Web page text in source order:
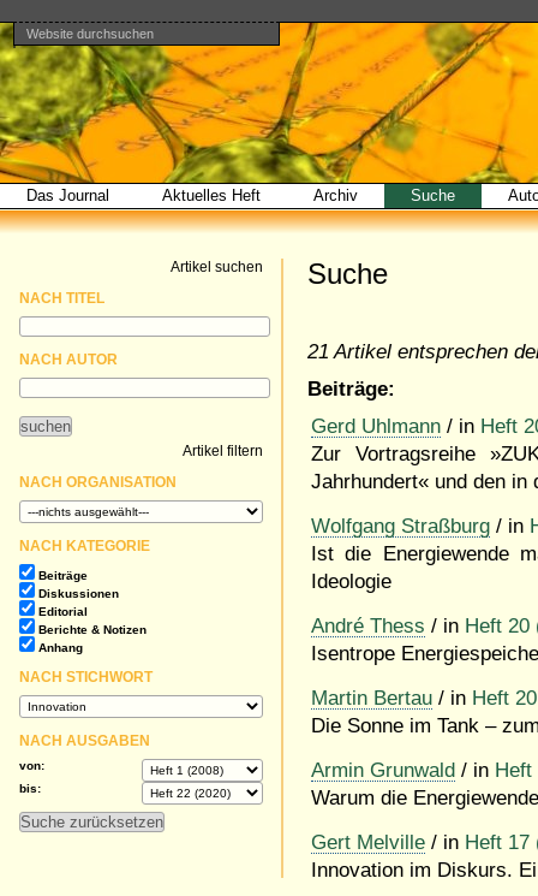
Direkt
zum
Inhalt
|
Direkt
zur
Navigation
Benutzerspezifische
Werkzeuge
Website durchsuchen
Erweiterte
Suche…
Bereiche
Das Journal Aktuelles Heft Archiv Suche
Suche
21 Artikel entsprechen
Beiträge:
Gerd Uhlmann / in Heft
Zur Vortragsreihe
Jahrhundert« und den in
Wolfgang Straßburg / in
Ist die Energiewende
Ideologie
André Thess / in Heft 20
Isentrope
Martin Bertau / in Heft
Die Sonne im Tank –
Armin Grunwald / in Heft
Warum die
Gert Melville / in Heft 17
Innovation im Diskurs.
Artikel suchen
NACH TITEL
NACH AUTOR
Artikel filtern
NACH ORGANISATION
NACH KATEGORIE
Beiträge
Diskussionen
Editorial
Berichte & Notizen
Anhang
NACH STICHWORT
NACH AUSGABEN
von:
bis: